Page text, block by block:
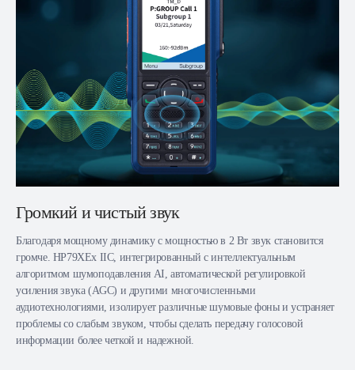
Громкий и чистый звук
Благодаря мощному динамику с мощностью в 2 Вт звук становится
громче. HP79XEx IIC, интегрированный с интеллектуальным
алгоритмом шумоподавления AI, автоматической регулировкой
усиления звука (AGC) и другими многочисленными
аудиотехнологиями, изолирует различные шумовые фоны и устраняет
проблемы со слабым звуком, чтобы сделать передачу голосовой
информации более четкой и надежной.